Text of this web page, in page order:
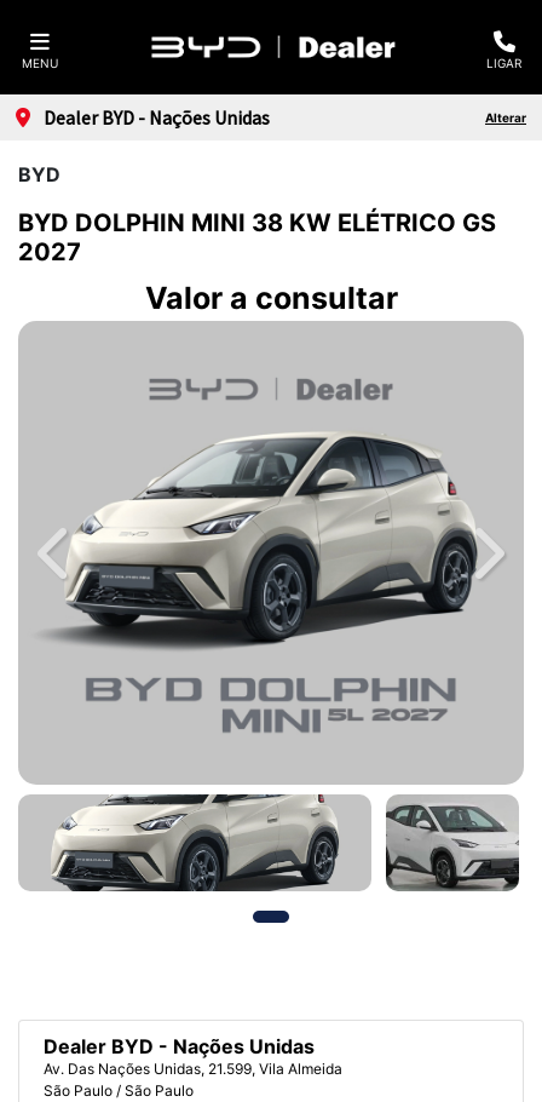
MENU LIGAR
Dealer BYD - Nações Unidas Alterar
BYD
BYD DOLPHIN MINI 38 KW ELÉTRICO GS
2027
Valor a consultar
Previous Next
Dealer BYD - Nações Unidas
Av. Das Nações Unidas, 21.599, Vila Almeida
São Paulo / São Paulo